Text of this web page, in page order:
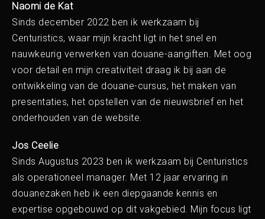
Naomi de Kat
Sinds december 2022 ben ik werkzaam bij
Centuristics, waar mijn kracht ligt in het snel en
nauwkeurig verwerken van douane-aangiften. Met oog
voor detail en mijn creativiteit draag ik bij aan de
ontwikkeling van de douane-cursus, het maken van
presentaties, het opstellen van de nieuwsbrief en het
onderhouden van de website.
Jos Ceelie
Sinds Augustus 2023 ben ik werkzaam bij Centuristics
als operationeel manager. Met 12 jaar ervaring in
douanezaken heb ik een diepgaande kennis en
expertise opgebouwd op dit vakgebied. Mijn focus ligt